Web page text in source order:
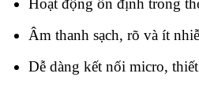
Hoạt động ổn định trong
Âm thanh sạch, rõ và ít
Dễ dàng kết nối micro,